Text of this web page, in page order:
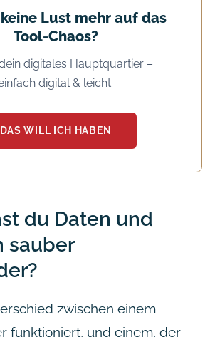
Lust mehr auf das
Tool-Chaos?
digitales Hauptquartier –
digital & leicht.
DAS WILL ICH HABEN
du Daten und
sauber
zwischen einem
funktioniert, und einem, der